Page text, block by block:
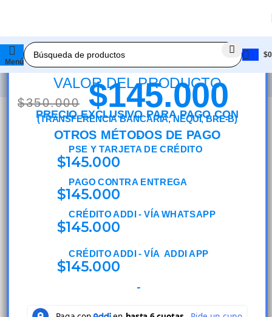
Menú
$0
★ 💸 COMPRA A CRÉDITO 💰 ★ 🚚 ENVÍO
DARKNETS GS570 + PLUG 3.5 + LUZ RGB
+ SONIDO 2.0 GS570
VALOR DEL PRODUCTO
$350.000 $145.000
PRECIO EXCLUSIVO PARA PAGO CON
(TRANSFERENCIA BANCARIA, NEQUI, BRE-B)
OTROS MÉTODOS DE PAGO
$145.000
PSE Y TARJETA DE CRÉDITO
$145.000
PAGO CONTRA ENTREGA
$145.000
CRÉDITO ADDI - VÍA WHATSAPP
$145.000
CRÉDITO ADDI - VÍA ADDI APP